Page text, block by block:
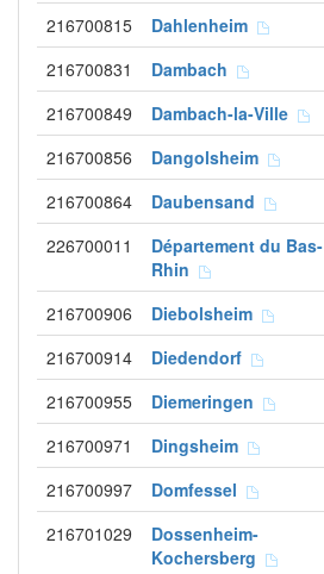
216700815 Dahlenheim
216700831 Dambach
216700849 Dambach-la-Ville
216700856 Dangolsheim
216700864 Daubensand
226700011
Département du Bas-
Rhin
216700906 Diebolsheim
216700914 Diedendorf
216700955 Diemeringen
216700971 Dingsheim
216700997 Domfessel
216701029
Dossenheim-
Kochersberg